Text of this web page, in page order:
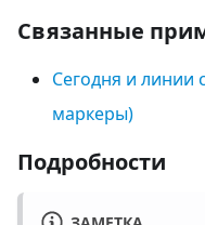
Связанные
Сегодня и линии
маркеры)
Подробности